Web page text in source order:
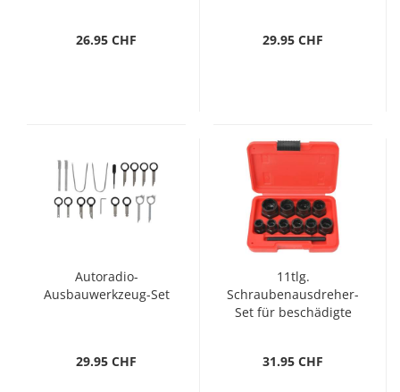
26.95 CHF
29.95 CHF
Autoradio-
Ausbauwerkzeug-Set
29.95 CHF
11tlg.
Schraubenausdreher-
Set für beschädigte
31.95 CHF